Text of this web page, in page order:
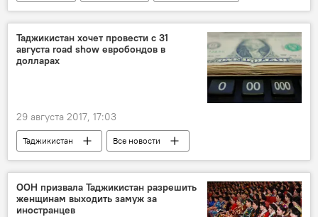
праздник
закон
Таджикистан хочет провести с 31
августа road show евробондов в
долларах
29 августа 2017, 17:03
Таджикистан Все новости
ООН призвала Таджикистан разрешить
женщинам выходить замуж за
иностранцев